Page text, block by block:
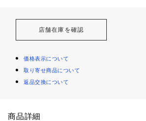
店舗在庫を確認
価格表示について
取り寄せ商品について
返品交換について
商品詳細